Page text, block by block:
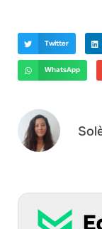
Twitter
WhatsApp